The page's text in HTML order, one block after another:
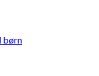
børn